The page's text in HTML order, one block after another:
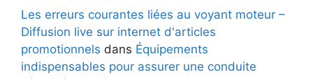
Les erreurs courantes liées au voyant moteur –
Diffusion live sur internet d'articles
promotionnels dans Équipements
indispensables pour assurer une conduite